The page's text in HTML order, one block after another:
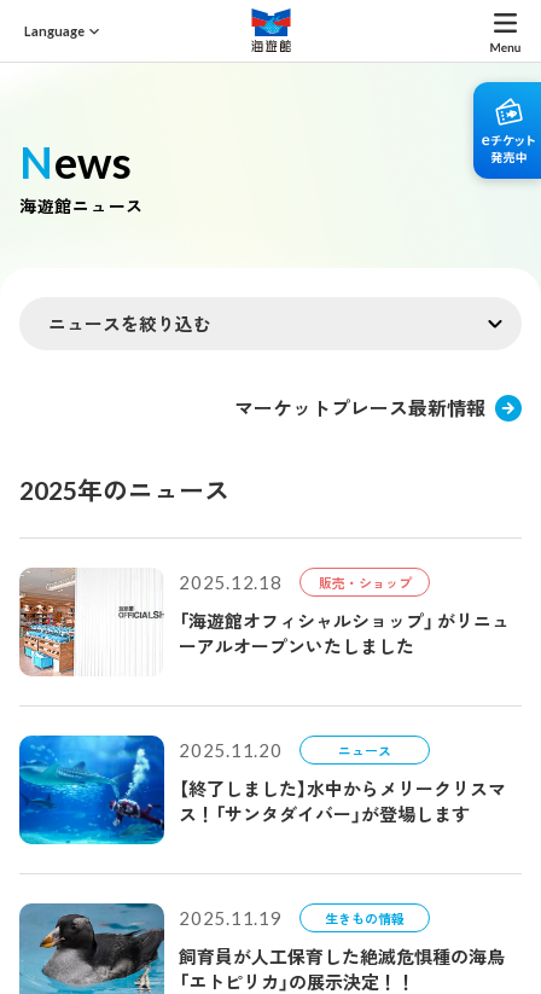
Language
News
海遊館ニュース
ニュースを絞り込む
マーケットプレース最新情報
2025年のニュース
2025.12.18 販売・ショップ
「海遊館オフィシャルショップ」 がリニュ
ーアルオープンいたしました
2025.11.20 ニュース
【終了しました】水中からメリークリスマ
ス！「サンタダイバー」が登場します
2025.11.19 生きもの情報
飼育員が人工保育した絶滅危惧種の海鳥
「エトピリカ」の展示決定！！